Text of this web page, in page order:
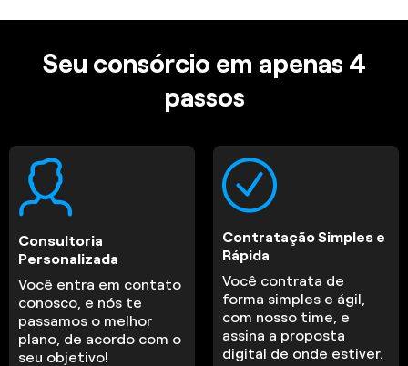
Seu consórcio em apenas 4
passos
Consultoria
Personalizada
Você entra em contato
conosco, e nós te
passamos o melhor
plano, de acordo com o
seu objetivo!
Contratação Simples e
Rápida
Você contrata de
forma simples e ágil,
com nosso time, e
assina a proposta
digital de onde estiver.